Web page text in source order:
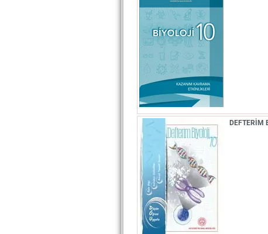
DEFTERİM